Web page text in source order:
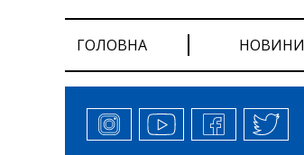
ГОЛОВНА НОВИНИ